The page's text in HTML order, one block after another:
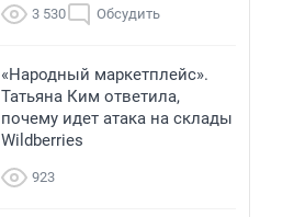
3 530 Обсудить
«Народный маркетплейс».
Татьяна Ким ответила,
почему идет атака на склады
Wildberries
923